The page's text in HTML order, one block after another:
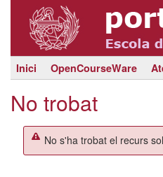
Inici OpenCourseWare
No trobat
No s'ha trobat el recurs